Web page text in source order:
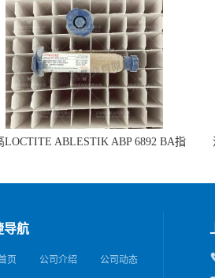
LOCTITE ABLESTIK ABP 6892 BA指
导航
页 公司介绍 公司动态